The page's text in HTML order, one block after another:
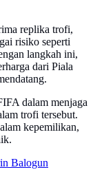
replika trofi,
risiko seperti
langkah ini,
dari Piala
dalam menjaga
trofi tersebut.
kepemilikan,
Balogun